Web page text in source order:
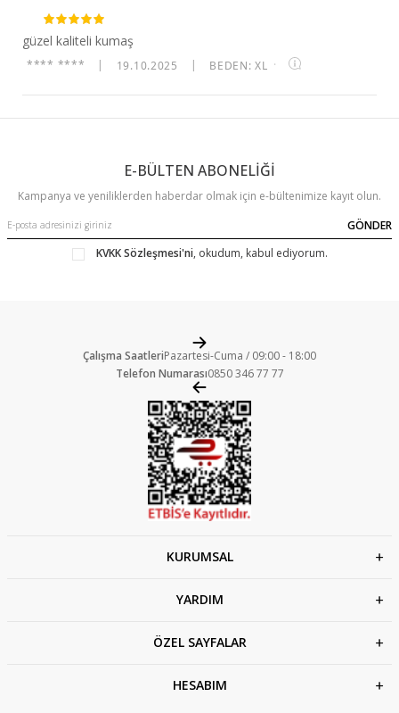
güzel kaliteli kumaş
**** **** 19.10.2025 BEDEN: XL ·
E-BÜLTEN ABONELİĞİ
Kampanya ve yeniliklerden haberdar olmak için e-bültenimize kayıt olun.
GÖNDER
KVKK Sözleşmesi'ni, okudum, kabul ediyorum.
Çalışma SaatleriPazartesi-Cuma / 09:00 - 18:00
Telefon Numarası0850 346 77 77
KURUMSAL
YARDIM
ÖZEL SAYFALAR
HESABIM